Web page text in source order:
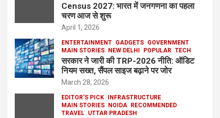
Census 2027: भारत में जनगणना का पहला
चरण आज से शुरू
April 1, 2026
ENTERTAINMENT GADGETS GOVERNMENT
MAIN STORIES
NEW DELHI POPULAR TECH
सरकार ने जारी की TRP-2026 नीति: ऑडिट
नियम सख्त, सैंपल साइज बढ़ाने पर जोर
March 28, 2026
EDITOR'S PICK
INFRASTRUCTURE
MAIN STORIES
NOIDA
RECOMMENDED
TRAVEL UTTAR PRADESH